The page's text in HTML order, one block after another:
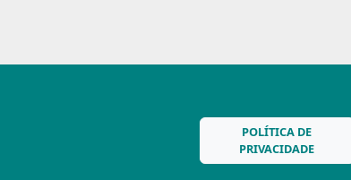
POLÍTICA DE
PRIVACIDADE